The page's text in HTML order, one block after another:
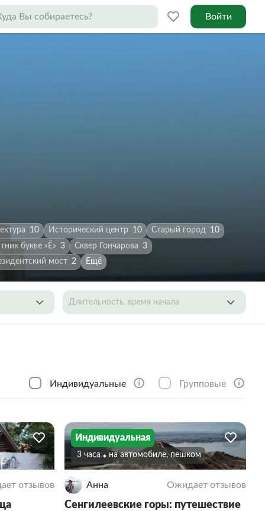
Войти
10 Исторический центр 10 Старый город 10
букве «Ë» 3 Сквер Гончарова 3
мост 2 Ещё
Длительность, время начала
Индивидуальные Групповые
отзывов
Индивидуальная
3 часа На автомобиле, пешком
Анна Ожидает отзывов
Сенгилеевские горы: путешествие